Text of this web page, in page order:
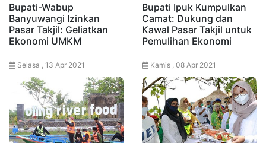
Bupati-Wabup
Banyuwangi Izinkan
Pasar Takjil: Geliatkan
Ekonomi UMKM
Selasa , 13 Apr 2021
Bupati Ipuk Kumpulkan
Camat: Dukung dan
Kawal Pasar Takjil untuk
Pemulihan Ekonomi
Kamis , 08 Apr 2021